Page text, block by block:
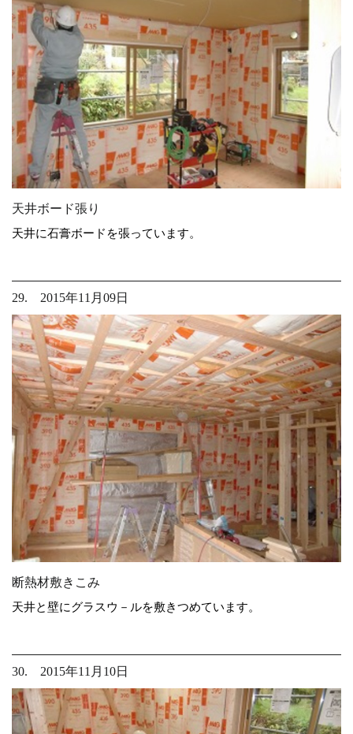
天井ボード張り
天井に石膏ボードを張っています。
29. 2015年11月09日
断熱材敷きこみ
天井と壁にグラスウ－ルを敷きつめています。
30. 2015年11月10日